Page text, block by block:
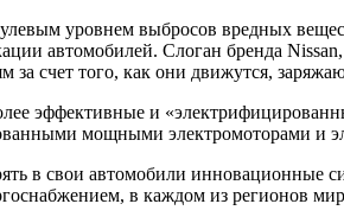
уровнем выбросов вредных
автомобилей. Слоган бренда
за счет того, как они движутся,
эффективные и
мощными электромоторами и
в свои автомобили инновационные
в каждом из регионов